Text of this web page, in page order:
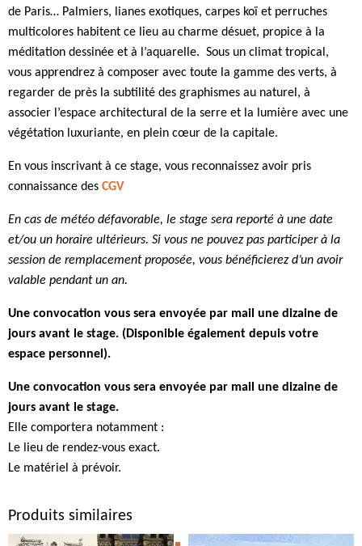
de Paris… Palmiers, lianes exotiques, carpes koï et perruches
multicolores habitent ce lieu au charme désuet, propice à la
méditation dessinée et à l’aquarelle. Sous un climat tropical,
vous apprendrez à composer avec toute la gamme des verts, à
regarder de près la subtilité des graphismes au naturel, à
associer l’espace architectural de la serre et la lumière avec une
végétation luxuriante, en plein cœur de la capitale.
En vous inscrivant à ce stage, vous reconnaissez avoir pris
connaissance des CGV
En cas de météo défavorable, le stage sera reporté à une date
et/ou un horaire ultérieurs. Si vous ne pouvez pas participer à la
session de remplacement proposée, vous bénéficierez d’un avoir
valable pendant un an.
Une convocation vous sera envoyée par mail une dizaine de
jours avant le stage. (Disponible également depuis votre
espace personnel).
Une convocation vous sera envoyée par mail une dizaine de
jours avant le stage.
Elle comportera notamment :
Le lieu de rendez-vous exact.
Le matériel à prévoir.
Produits similaires